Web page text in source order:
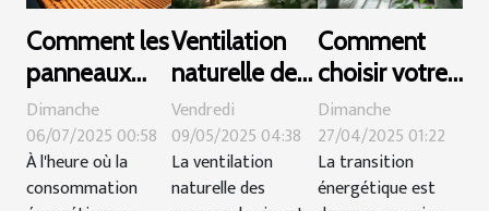
Comment les
panneaux
solaires
peuvent
réduire votre
facture
Dimanche
06/07/2025 00:58
À l'heure où la
consommation
Ventilation
naturelle des
espaces de
vie méthodes
et avantages
pour une
Vendredi
09/05/2025 04:38
La ventilation
naturelle des
Comment
choisir votre
fournisseur
pour une
électricité
durable et
Dimanche
27/04/2025 01:22
La transition
énergétique est